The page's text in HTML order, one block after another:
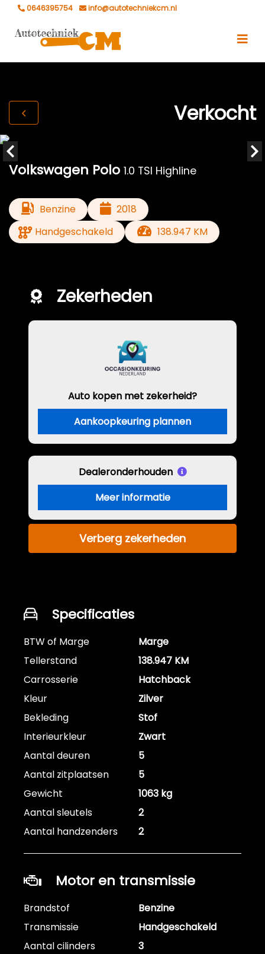
0646395754 info@autotechniekcm.nl
Verkocht
Volkswagen Polo 1.0 TSI Highline
Benzine
2018
Handgeschakeld
138.947 KM
Zekerheden
Auto kopen met zekerheid?
Aankoopkeuring plannen
Dealeronderhouden
Meer informatie
Verberg zekerheden
Specificaties
BTW of Marge
Marge
Tellerstand
138.947 KM
Carrosserie
Hatchback
Kleur
Zilver
Bekleding
Stof
Interieurkleur
Zwart
Aantal deuren
5
Aantal zitplaatsen
5
Gewicht
1063 kg
Aantal sleutels
2
Aantal handzenders
2
Motor en transmissie
Brandstof
Benzine
Transmissie
Handgeschakeld
Aantal cilinders
3